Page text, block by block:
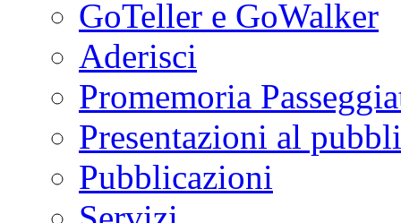
GoTeller e GoWalker
Aderisci
Promemoria
Presentazioni al
Pubblicazioni